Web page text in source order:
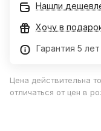
Нашли
Хочу в
Гарантия 5 лет
Цена действительна
отличаться от цен в